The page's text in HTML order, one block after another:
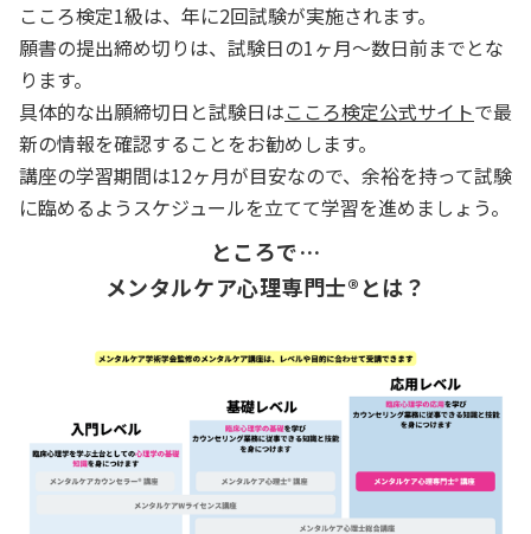
こころ検定1級は、年に2回試験が実施されます。
願書の提出締め切りは、試験日の1ヶ月～数日前までとな
ります。
具体的な出願締切日と試験日はこころ検定公式サイトで最
新の情報を確認することをお勧めします。
講座の学習期間は12ヶ月が目安なので、余裕を持って試験
に臨めるようスケジュールを立てて学習を進めましょう。
ところで…
メンタルケア心理専門士®とは？